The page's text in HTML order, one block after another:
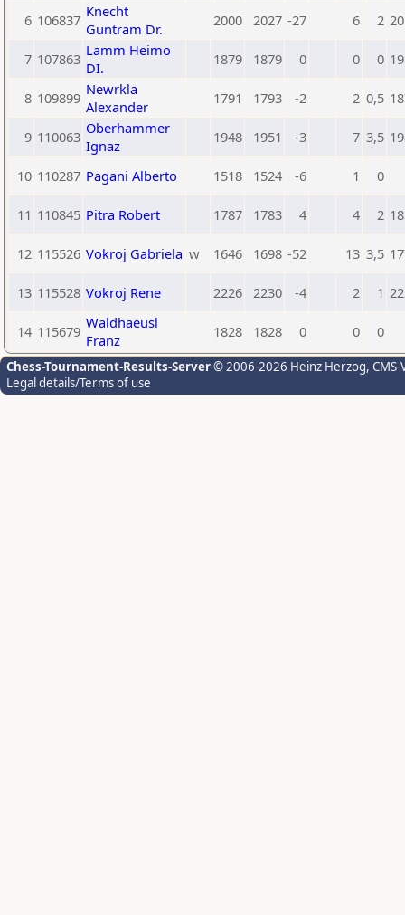
6 106837 Knecht
Guntram Dr.
2000 2027 -27 6 2
7 107863 Lamm Heimo
DI.
1879 1879 0 0 0
8 109899 Newrkla
Alexander
1791 1793 -2 2 0,5
9 110063 Oberhammer
Ignaz
1948 1951 -3 7 3,5
10 110287 Pagani Alberto 1518 1524 -6 1 0
11 110845 Pitra Robert 1787 1783 4 4 2
12 115526 Vokroj Gabriela w 1646 1698 -52 13 3,5
13 115528 Vokroj Rene 2226 2230 -4 2 1
14 115679 Waldhaeusl
Franz
1828 1828 0 0 0
Chess-Tournament-Results-Server© 2006-2026 Heinz Herzog,
Legal details/Terms of use